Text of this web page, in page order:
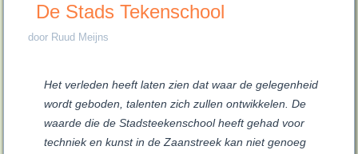
De Stads Tekenschool
door Ruud Meijns
Het verleden heeft laten zien dat waar de gelegenheid
wordt geboden, talenten zich zullen ontwikkelen. De
waarde die de Stadsteekenschool heeft gehad voor
techniek en kunst in de Zaanstreek kan niet genoeg